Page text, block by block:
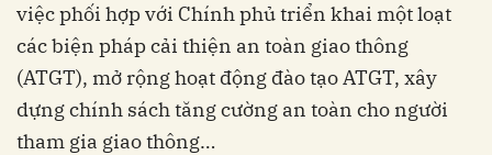
việc phối hợp với Chính phủ triển khai một loạt
các biện pháp cải thiện an toàn giao thông
(ATGT), mở rộng hoạt động đào tạo ATGT, xây
dựng chính sách tăng cường an toàn cho người
tham gia giao thông…